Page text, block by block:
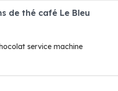
de thé café Le Bleu
service machine